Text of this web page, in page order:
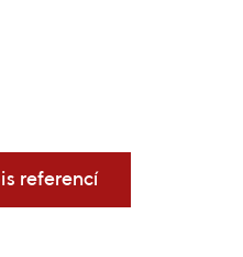
referencí